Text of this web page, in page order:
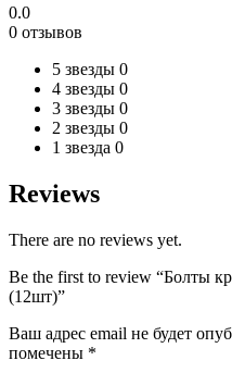
0.0
0 отзывов
5 звезды 0
4 звезды 0
3 звезды 0
2 звезды 0
1 звезда 0
Reviews
There are no reviews yet.
Be the first to review “Болты
(12шт)”
Ваш адрес email не будет
помечены *